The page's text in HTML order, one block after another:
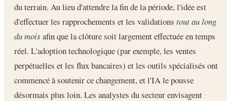
du terrain. Au lieu d'attendre la fin de la période, l'idée est
d'effectuer les rapprochements et les validations tout au long
du mois afin que la clôture soit largement effectuée en temps
réel. L'adoption technologique (par exemple, les ventes
perpétuelles et les flux bancaires) et les outils spécialisés ont
commencé à soutenir ce changement, et l'IA le pousse
désormais plus loin. Les analystes du secteur envisagent